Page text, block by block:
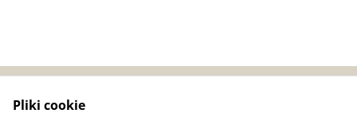
Zwroty i reklamacje
Pliki cookie